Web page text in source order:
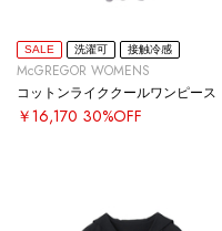
SALE 洗濯可 接触冷感
McGREGOR WOMENS
コットンライククールワンピース
￥16,170 30%OFF